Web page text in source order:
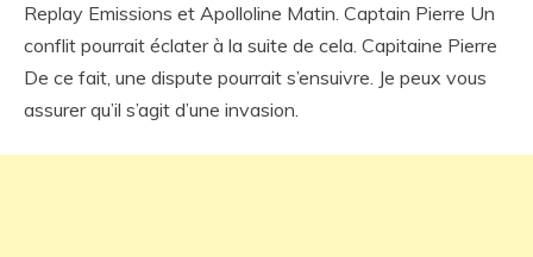
Replay Emissions et Apolloline Matin. Captain Pierre Un
conflit pourrait éclater à la suite de cela. Capitaine Pierre
De ce fait, une dispute pourrait s’ensuivre. Je peux vous
assurer qu’il s’agit d’une invasion.